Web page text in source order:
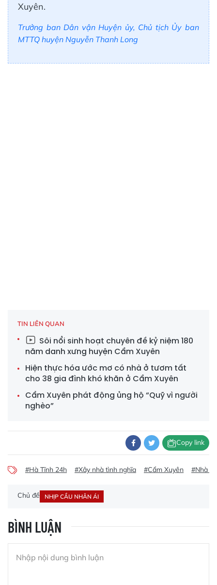
Xuyên.
Trưởng ban Dân vận Huyện ủy, Chủ tịch Ủy ban
MTTQ huyện Nguyễn Thanh Long
TIN LIÊN QUAN
Sôi nổi sinh hoạt chuyên đề kỷ niệm 180
năm danh xưng huyện Cẩm Xuyên
Hiện thực hóa ước mơ có nhà ở tươm tất
cho 38 gia đình khó khăn ở Cẩm Xuyên
Cẩm Xuyên phát động ủng hộ “Quỹ vì người
nghèo”
Copy link
#Hà Tĩnh 24h #Xây nhà tình nghĩa #Cẩm Xuyên #Nhà
Chủ đề NHỊP CẦU NHÂN ÁI
BÌNH LUẬN